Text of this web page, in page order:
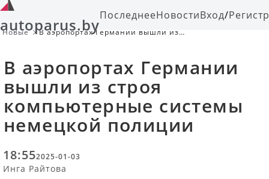
autoparus.byПоследнееНовостиВход/
Новые
В аэропортах Германии вышли из
В аэропортах Германии
вышли из строя
компьютерные системы
немецкой полиции
18:552025-01-03
Инга Райтова